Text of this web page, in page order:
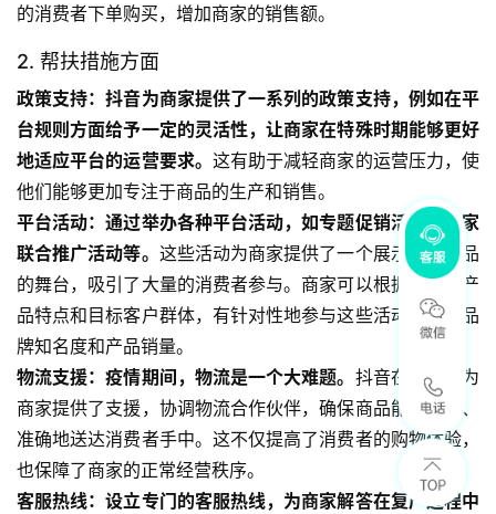
的消费者下单购买，增加商家的销售额。
2. 帮扶措施方面
政策支持：抖音为商家提供了一系列的政策支持，例如在平
台规则方面给予一定的灵活性，让商家在特殊时期能够更好
地适应平台的运营要求。 这有助于减轻商家的运营压力，使
他们能够更加专注于商品的生产和销售。
平台活动：通过举办各种平台活动，如专题促销活动、商家
联合推广活动等。 这些活动为商家提供了一个展示自己产品
的舞台，吸引了大量的消费者参与。商家可以根据自己的产
品特点和目标客户群体，有针对性地参与这些活动，提高品
牌知名度和产品销量。
物流支援：疫情期间，物流是一个大难题。 抖音在这方面为
商家提供了支援，协调物流合作伙伴，确保商品能够及时、
准确地送达消费者手中。这不仅提高了消费者的购物体验，
也保障了商家的正常经营秩序。
客服热线：设立专门的客服热线，为商家解答在复产过程中